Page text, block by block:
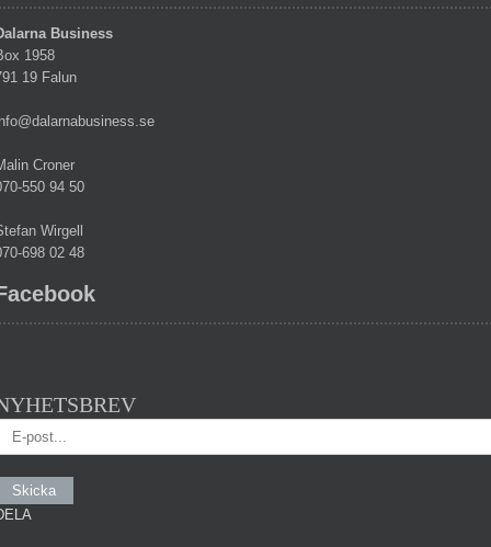
Business
1958
19 Falun
Croner
550 94 50
Wirgell
698 02 48